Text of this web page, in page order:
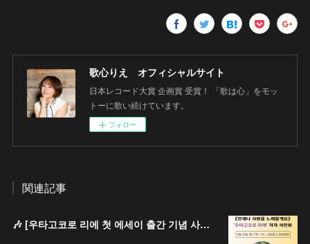
歌心りえ オフィシャルサイト
日本レコード大賞 企画賞 受賞！ 「歌は心」をモッ
トーに歌い続けています。
フォロー
関連記事
🎶 [우타고코로 리에 첫 에세이 출간 기념 사인회 안내 / 歌心りえ 初エッセイ出版記念サイン会のお知らせ]